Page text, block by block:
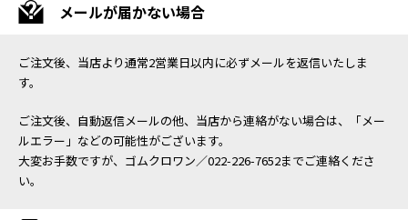
メールが届かない場合
ご注文後、当店より通常2営業日以内に必ずメールを返信いたしま
す。
ご注文後、自動返信メールの他、当店から連絡がない場合は、「メー
ルエラー」などの可能性がございます。
大変お手数ですが、ゴムクロワン／022-226-7652までご連絡くださ
い。